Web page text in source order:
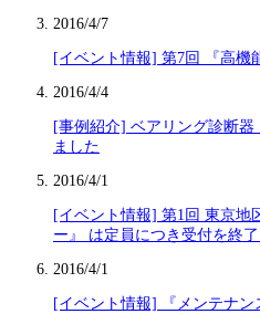
2016/4/7
[イベント情報] 第7回 『高機
2016/4/4
[事例紹介] ベアリング診断器
ました
2016/4/1
[イベント情報] 第1回 東京地
ー』 は定員につき受付を終
2016/4/1
[イベント情報] 『メンテナ